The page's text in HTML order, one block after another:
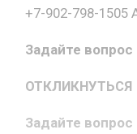
+7-902-798-1505
Задайте вопрос
ОТКЛИКНУТЬСЯ
Задайте